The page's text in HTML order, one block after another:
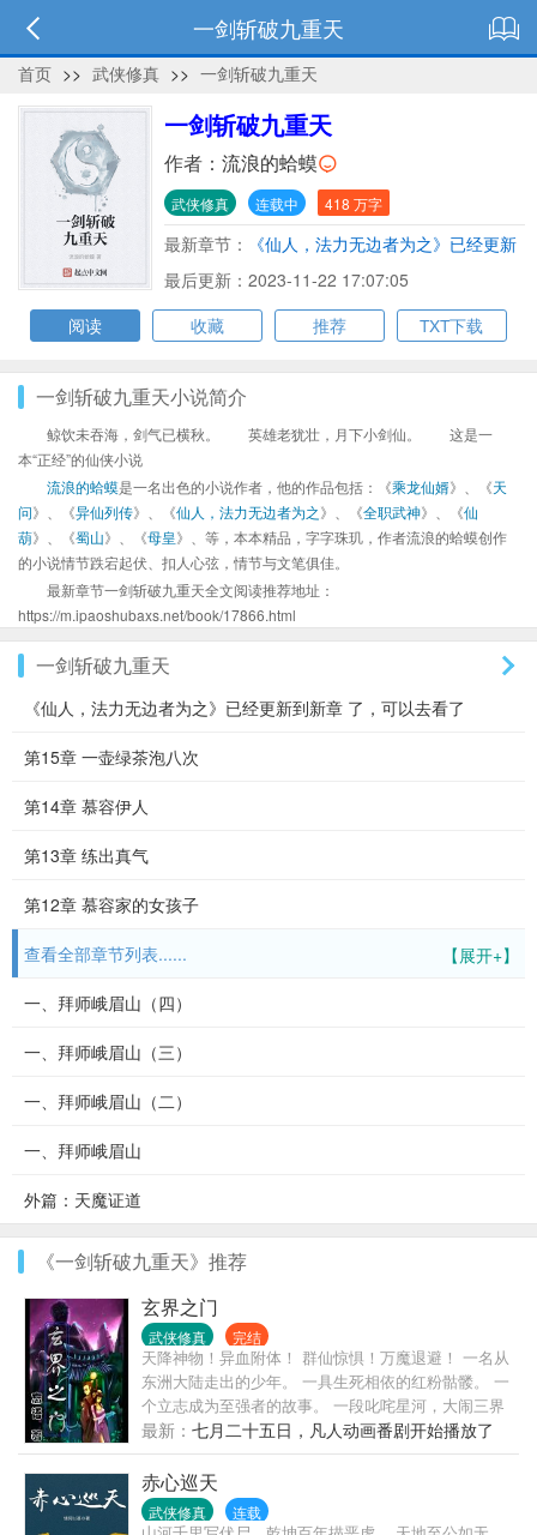
一剑斩破九重天
首页 >> 武侠修真 >> 一剑斩破九重天
一剑斩破九重天
作者： 流浪的蛤蟆
武侠修真 连载中 418 万字
最新章节：
《仙人，法力无边者为之》已经更新
到新章 了，可以去看了
最后更新：2023-11-22 17:07:05
阅读
收藏 推荐 TXT下载
一剑斩破九重天小说简介
鲸饮未吞海，剑气已横秋。 英雄老犹壮，月下小剑仙。 这是一
本“正经”的仙侠小说
流浪的蛤蟆是一名出色的小说作者，他的作品包括：《乘龙仙婿》、《天
问》、《异仙列传》、《仙人，法力无边者为之》、《全职武神》、《仙
葫》、《蜀山》、《母皇》、等，本本精品，字字珠玑，作者流浪的蛤蟆创作
的小说情节跌宕起伏、扣人心弦，情节与文笔俱佳。
最新章节一剑斩破九重天全文阅读推荐地址：
https://m.ipaoshubaxs.net/book/17866.html
一剑斩破九重天
《仙人，法力无边者为之》已经更新到新章 了，可以去看了
第15章 一壶绿茶泡八次
第14章 慕容伊人
第13章 练出真气
第12章 慕容家的女孩子
【展开+】
查看全部章节列表......
一、拜师峨眉山（四）
一、拜师峨眉山（三）
一、拜师峨眉山（二）
一、拜师峨眉山
外篇：天魔证道
《一剑斩破九重天》推荐
玄界之门
武侠修真 完结
天降神物！异血附体！ 群仙惊惧！万魔退避！ 一名从
东洲大陆走出的少年。 一具生死相依的红粉骷髅。 一
个立志成为至强者的故事。 一段叱咤星河，大闹三界
的传说。 忘语新书，已完本《凡人修仙传》》《魔天
记》。
最新： 七月二十五日，凡人动画番剧开始播放了
哦！
赤心巡天
武侠修真 连载